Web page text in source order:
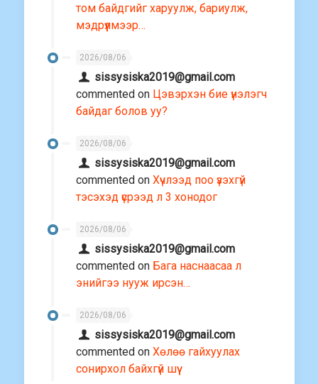
том байдгийг харуулж, бариулж,
мэдрүүлмээр…
2026/08/06
sissysiska2019@gmail.com
commented on Цэвэрхэн бие үнэлэгч
байдаг болов уу?
2026/08/06
sissysiska2019@gmail.com
commented on Хүчлээд поо үзэхгүй
тэсэхэд үсрээд л 3 хонодог
2026/08/06
sissysiska2019@gmail.com
commented on Бага наснаасаа л
энийгээ нууж ирсэн…
2026/08/06
sissysiska2019@gmail.com
commented on Хөлөө гайхуулах
сонирхол байхгүй шүү